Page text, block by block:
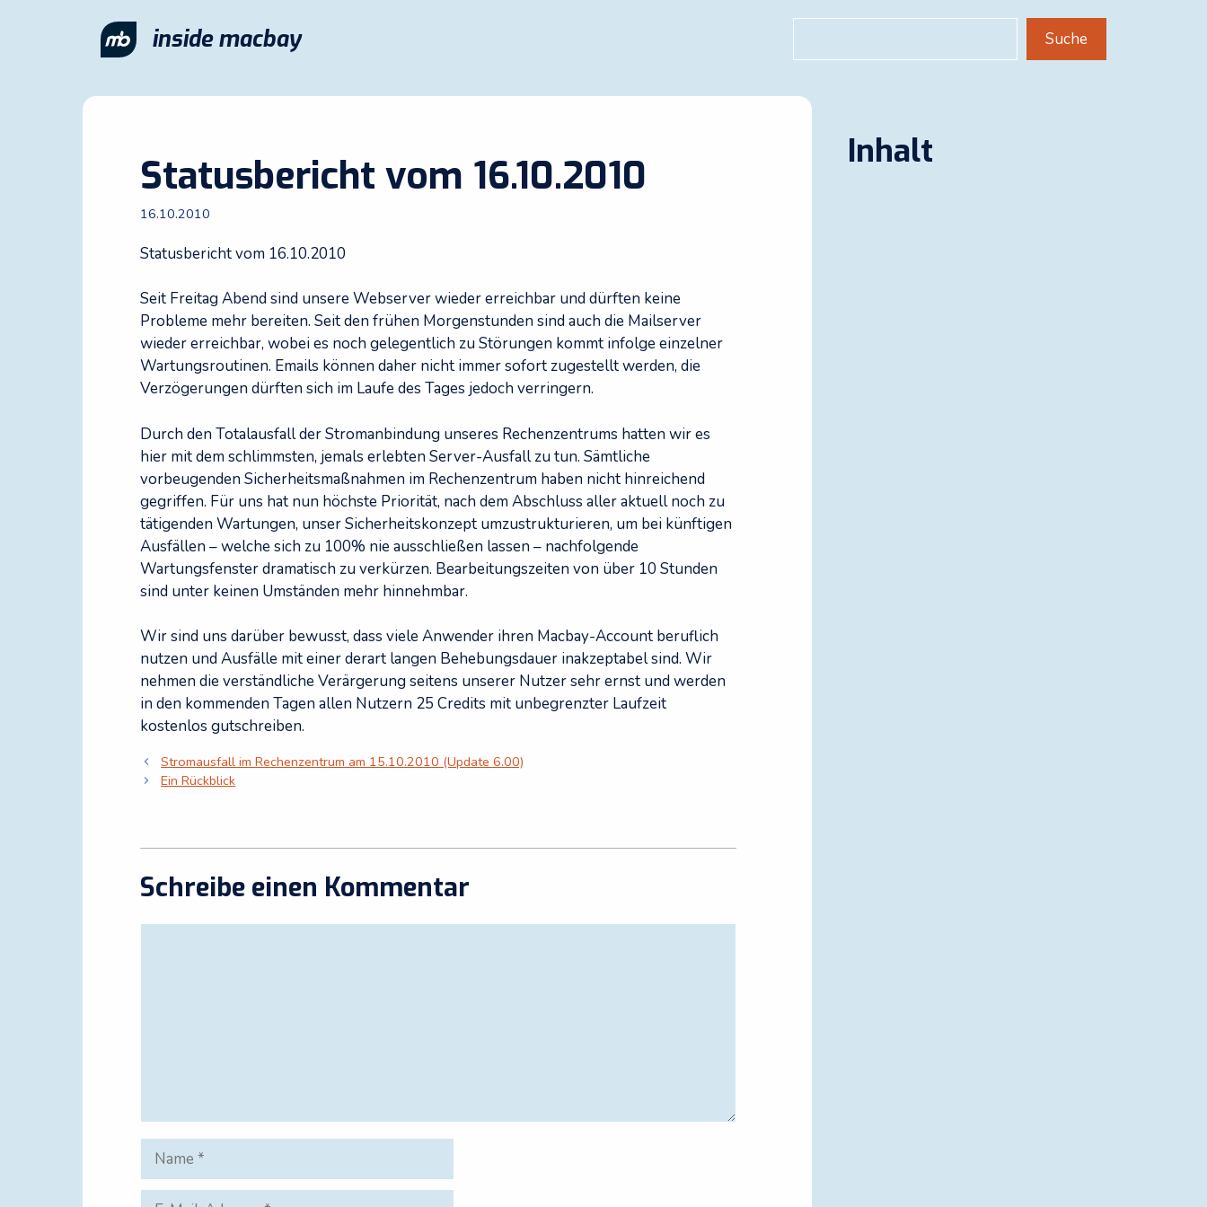
inside macbay Suche
Statusbericht vom 16.10.2010
16.10.2010
Statusbericht vom 16.10.2010
Seit Freitag Abend sind unsere Webserver wieder erreichbar und dürften keine
Probleme mehr bereiten. Seit den frühen Morgenstunden sind auch die Mailserver
wieder erreichbar, wobei es noch gelegentlich zu Störungen kommt infolge einzelner
Wartungsroutinen. Emails können daher nicht immer sofort zugestellt werden, die
Verzögerungen dürften sich im Laufe des Tages jedoch verringern.
Durch den Totalausfall der Stromanbindung unseres Rechenzentrums hatten wir es
hier mit dem schlimmsten, jemals erlebten Server-Ausfall zu tun. Sämtliche
vorbeugenden Sicherheitsmaßnahmen im Rechenzentrum haben nicht hinreichend
gegriffen. Für uns hat nun höchste Priorität, nach dem Abschluss aller aktuell noch zu
tätigenden Wartungen, unser Sicherheitskonzept umzustrukturieren, um bei künftigen
Ausfällen – welche sich zu 100% nie ausschließen lassen – nachfolgende
Wartungsfenster dramatisch zu verkürzen. Bearbeitungszeiten von über 10 Stunden
sind unter keinen Umständen mehr hinnehmbar.
Wir sind uns darüber bewusst, dass viele Anwender ihren Macbay-Account beruflich
nutzen und Ausfälle mit einer derart langen Behebungsdauer inakzeptabel sind. Wir
nehmen die verständliche Verärgerung seitens unserer Nutzer sehr ernst und werden
in den kommenden Tagen allen Nutzern 25 Credits mit unbegrenzter Laufzeit
kostenlos gutschreiben.
Stromausfall im Rechenzentrum am 15.10.2010 (Update 6.00)
Ein Rückblick
Schreibe einen Kommentar
Name
Inhalt